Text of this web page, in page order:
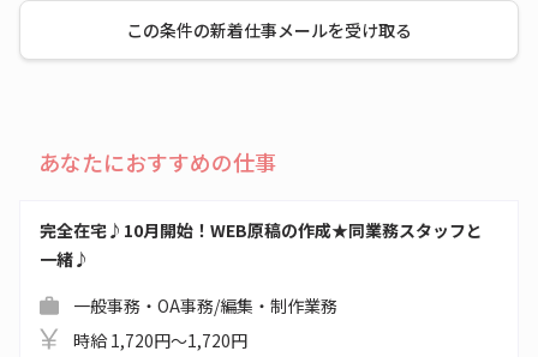
この条件の新着仕事メールを受け取る
あなたにおすすめの仕事
完全在宅♪10月開始！WEB原稿の作成★同業務スタッフと
一緒♪
一般事務・OA事務/編集・制作業務
時給 1,720円～1,720円